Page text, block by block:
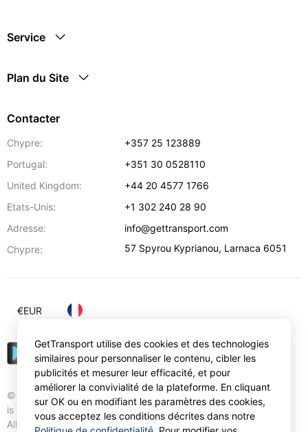
Service
Plan du Site
Contacter
Chypre:
+357 25 123889
Portugal:
+351 30 0528110
United Kingdom:
+44 20 4577 1766
Etats-Unis:
+1 302 240 28 90
Adresse:
info@gettransport.com
Chypre:
57 Spyrou Kyprianou, Larnaca 6051
© Gettransport International Limited. GetTransport®
is trademark of Gettransport International Limited.
All rights reserved.
€EUR
GetTransport utilise des cookies et des technologies
similaires pour personnaliser le contenu, cibler les
publicités et mesurer leur efficacité, et pour
améliorer la convivialité de la plateforme. En cliquant
sur OK ou en modifiant les paramètres des cookies,
vous acceptez les conditions décrites dans notre